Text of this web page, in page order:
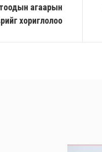
агаарын
хориглолоо